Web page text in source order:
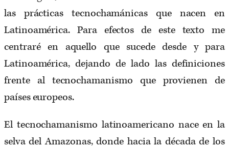
las prácticas tecnochamánicas que nacen en
Latinoamérica. Para efectos de este texto me
centraré en aquello que sucede desde y para
Latinoamérica, dejando de lado las definiciones
frente al tecnochamanismo que provienen de
países europeos.
El tecnochamanismo latinoamericano nace en la
selva del Amazonas, donde hacia la década de los